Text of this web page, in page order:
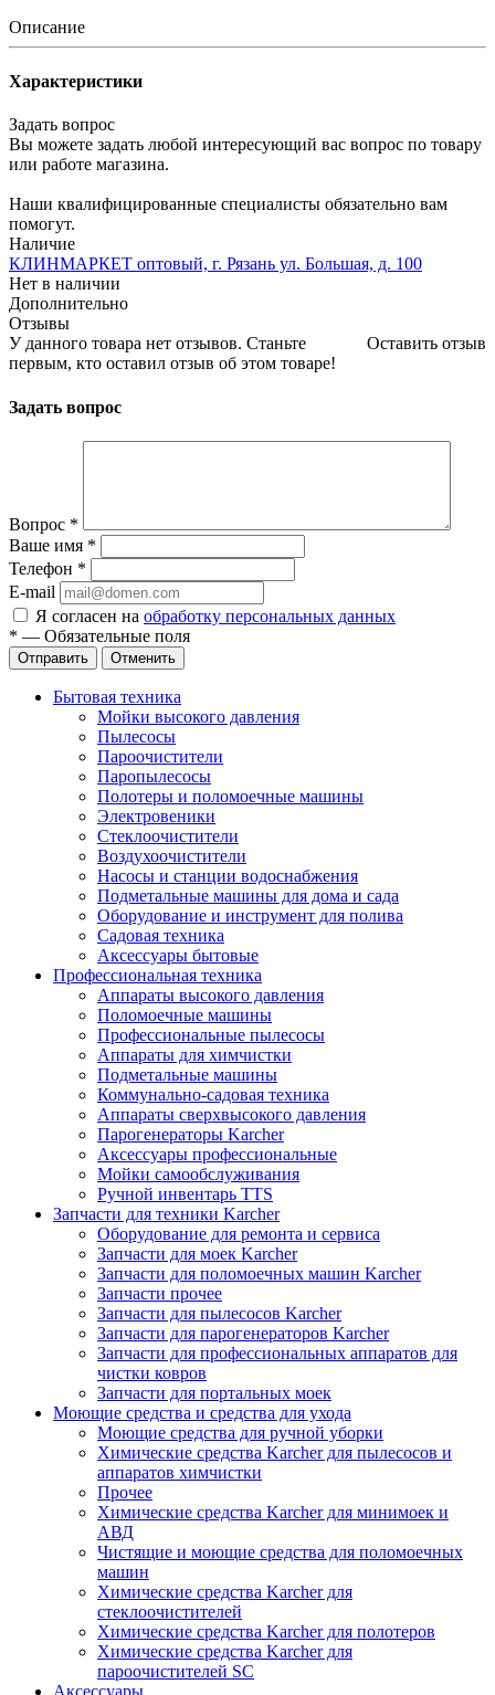
Описание
Характеристики
Задать вопрос
Вы можете задать любой интересующий вас вопрос по товару
или работе магазина.
Наши квалифицированные специалисты обязательно вам
помогут.
Наличие
КЛИНМАРКЕТ оптовый, г. Рязань ул. Большая, д. 100
Нет в наличии
Дополнительно
Отзывы
Оставить отзыв
У данного товара нет отзывов. Станьте
первым, кто оставил отзыв об этом товаре!
Задать вопрос
Вопрос *
Ваше имя *
Телефон *
E-mail
Я согласен на обработку персональных данных
* — Обязательные поля
Отправить Отменить
Бытовая техника
Мойки высокого давления
Пылесосы
Пароочистители
Паропылесосы
Полотеры и поломоечные машины
Электровеники
Стеклоочистители
Воздухоочистители
Насосы и станции водоснабжения
Подметальные машины для дома и сада
Оборудование и инструмент для полива
Садовая техника
Аксессуары бытовые
Профессиональная техника
Аппараты высокого давления
Поломоечные машины
Профессиональные пылесосы
Аппараты для химчистки
Подметальные машины
Коммунально-садовая техника
Аппараты сверхвысокого давления
Парогенераторы Karcher
Аксессуары профессиональные
Мойки самообслуживания
Ручной инвентарь TTS
Запчасти для техники Karcher
Оборудование для ремонта и сервиса
Запчасти для моек Karcher
Запчасти для поломоечных машин Karcher
Запчасти прочее
Запчасти для пылесосов Karcher
Запчасти для парогенераторов Karcher
Запчасти для профессиональных аппаратов для
чистки ковров
Запчасти для портальных моек
Моющие средства и средства для ухода
Моющие средства для ручной уборки
Химические средства Karcher для пылесосов и
аппаратов химчистки
Прочее
Химические средства Karcher для минимоек и
АВД
Чистящие и моющие средства для поломоечных
машин
Химические средства Karcher для
стеклоочистителей
Химические средства Karcher для полотеров
Химические средства Karcher для
пароочистителей SC
Аксессуары